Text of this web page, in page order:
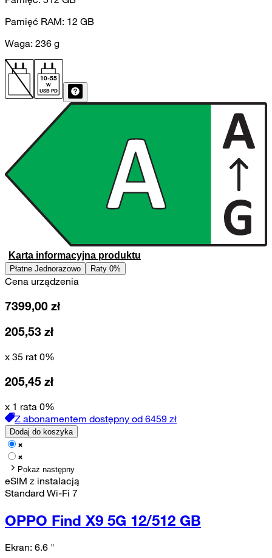
Pamięć RAM: 12 GB
Waga: 236 g
10-55
W
USB PD
Karta informacyjna produktu
Płatne Jednorazowo Raty 0%
Cena urządzenia
7399,00 zł
205,53 zł
x 35 rat 0%
205,45 zł
x 1 rata 0%
Z abonamentem dostępny od 6459 zł
Dodaj do koszyka
Pokaż następny
eSIM z instalacją
Standard Wi-Fi 7
OPPO Find X9 5G 12/512 GB
Ekran: 6.6 "